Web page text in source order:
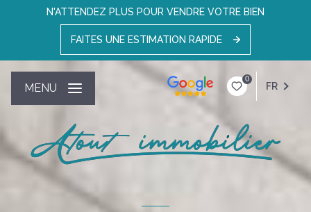
N'ATTENDEZ PLUS POUR VENDRE VOTRE BIEN
FAITES UNE ESTIMATION RAPIDE
0
FR
MENU